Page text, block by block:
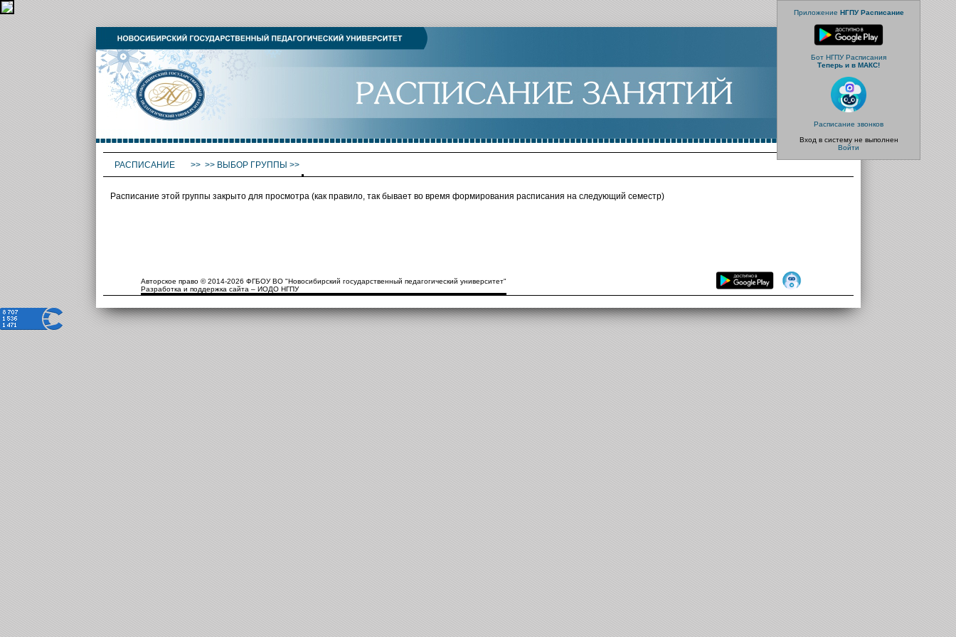
Приложение НГПУ Расписание
Бот НГПУ Расписания
Теперь и в МАКС!
Расписание звонков
Вход в систему не выполнен
Войти
РАСПИСАНИЕ >> >> ВЫБОР ГРУППЫ >>
Расписание этой группы закрыто для просмотра (как правило, так бывает во время формирования расписания на следующий семестр)
Авторское право © 2014-2026 ФГБОУ ВО "Новосибирский государственный педагогический университет"
Разработка и поддержка сайта – ИОДО НГПУ